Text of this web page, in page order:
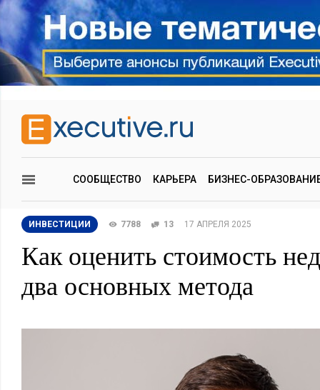
СООБЩЕСТВО КАРЬЕРА БИЗНЕС-
ИНВЕСТИЦИИ 7788 13 17 АПРЕЛЯ 2025
Как оценить стоимость
два основных метода